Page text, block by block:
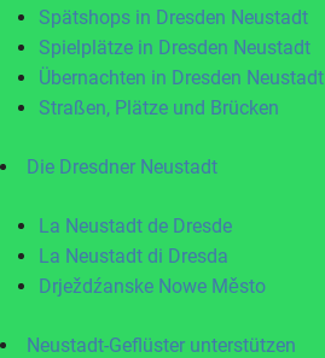
Spätshops in Dresden Neustadt
Spielplätze in Dresden Neustadt
Übernachten in Dresden Neustadt
Straßen, Plätze und Brücken
Die Dresdner Neustadt
La Neustadt de Dresde
La Neustadt di Dresda
Drježdźanske Nowe Město
Neustadt-Geflüster unterstützen